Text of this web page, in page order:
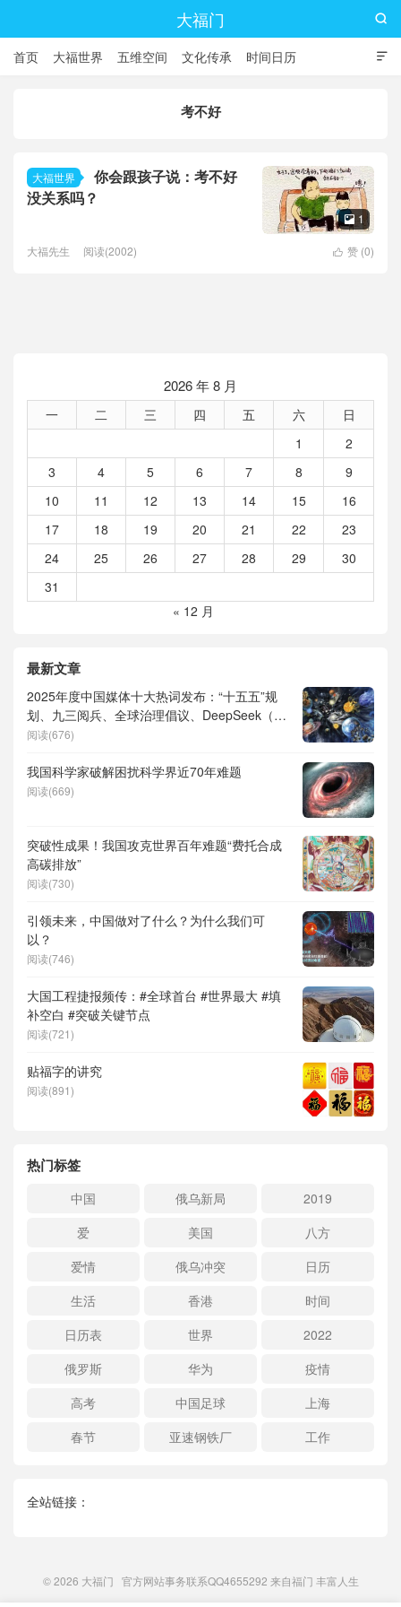
大福门

首页 大福世界 五维空间 文化传承 时间日历

考不好
大福世界
你会跟孩子说：考不好
没关系吗？
 1
 赞 (0)
大福先生 阅读(2002)
2026 年 8 月
一 二 三 四 五 六
日
1
2
3
4 5 6 7 8
9
10
11 12 13 14 15
16
17
18 19 20 21 22
23
24
25 26 27 28 29
30
31
« 12 月
最新文章
2025年度中国媒体十大热词发布：“十五五”规
划、九三阅兵、全球治理倡议、DeepSeek（深
度求索）、人形机器人、苏超、票根经济、育
阅读(676)
我国科学家破解困扰科学界近70年难题
阅读(669)
突破性成果！我国攻克世界百年难题“费托合成
高碳排放”
阅读(730)
引领未来，中国做对了什么？为什么我们可
以？
阅读(746)
大国工程捷报频传：#全球首台 #世界最大 #填
补空白 #突破关键节点
阅读(721)
贴福字的讲究
阅读(891)
热门标签
中国 俄乌新局
2019
爱
美国
八方
爱情
俄乌冲突
日历
生活
香港
时间
日历表
世界
2022
俄罗斯
华为
疫情
高考
中国足球
上海
春节
亚速钢铁厂 工作
全站链接：
© 2026 大福门 官方网站事务联系QQ4655292 来自福门 丰富人生